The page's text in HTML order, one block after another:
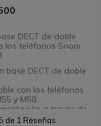
DECT de doble
los teléfonos Snom
base DECT de doble
con los teléfonos
y M58
a través de
de 1 Reseñas